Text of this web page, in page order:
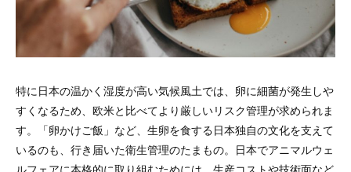
特に日本の温かく湿度が高い気候風土では、卵に細菌が発生しや
すくなるため、欧米と比べてより厳しいリスク管理が求められま
す。「卵かけご飯」など、生卵を食する日本独自の文化を支えて
いるのも、行き届いた衛生管理のたまもの。日本でアニマルウェ
ルフェアに本格的に取り組むためには、生産コストや技術面など